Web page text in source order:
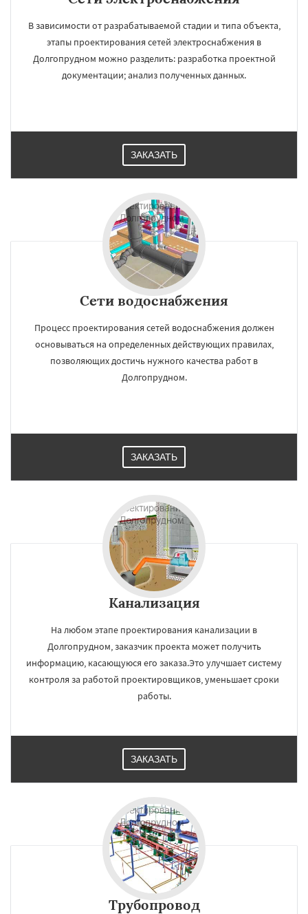
В зависимости от разрабатываемой стадии и типа объекта,
этапы проектирования сетей электроснабжения в
Долгопрудном можно разделить: разработка проектной
документации; анализ полученных данных.
ЗАКАЗАТЬ
Сети водоснабжения
Процесс проектирования сетей водоснабжения должен
основываться на определенных действующих правилах,
позволяющих достичь нужного качества работ в
Долгопрудном.
ЗАКАЗАТЬ
Канализация
На любом этапе проектирования канализации в
Долгопрудном, заказчик проекта может получить
информацию, касающуюся его заказа.Это улучшает систему
контроля за работой проектировщиков, уменьшает сроки
работы.
ЗАКАЗАТЬ
Трубопровод